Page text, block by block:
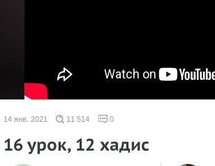
14 янв. 2021 11 514 0
16 урок, 12 хадис